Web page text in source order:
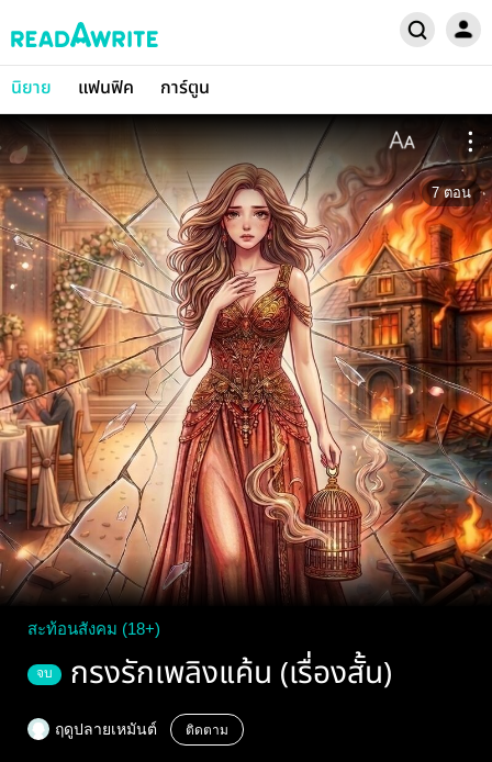
นิยาย แฟนฟิค การ์ตูน
7 ตอน
สะท้อนสังคม (18+)
จบ กรงรักเพลิงแค้น (เรื่องสั้น)
ฤดูปลายเหมันต์ ติดตาม